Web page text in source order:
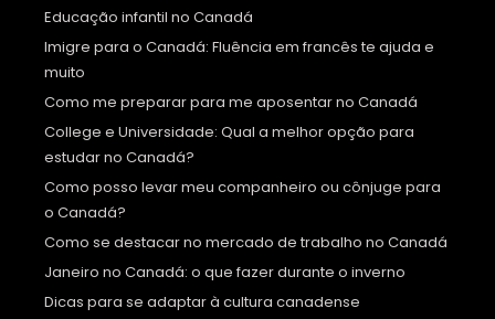
Educação infantil no Canadá
Imigre para o Canadá: Fluência em francês te ajuda e
muito
Como me preparar para me aposentar no Canadá
College e Universidade: Qual a melhor opção para
estudar no Canadá?
Como posso levar meu companheiro ou cônjuge para
o Canadá?
Como se destacar no mercado de trabalho no Canadá
Janeiro no Canadá: o que fazer durante o inverno
Dicas para se adaptar à cultura canadense